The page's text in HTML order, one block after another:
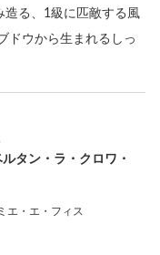
造る、1級に匹敵する風
ドウから生まれるしっ
タン・ラ・クロワ・
エ・エ・フィス